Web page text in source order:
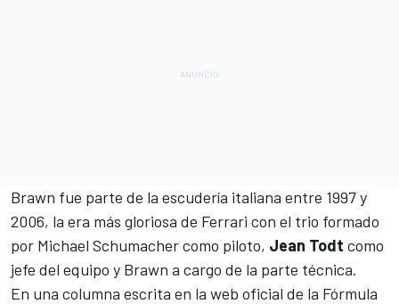
Brawn fue parte de la escudería italiana entre 1997 y
2006, la era más gloriosa de Ferrari con el trio formado
por Michael Schumachercomo piloto, Jean Todt como
jefe del equipo y Brawn a cargo de la parte técnica.
En una columna escrita en la web oficial de la Fórmula